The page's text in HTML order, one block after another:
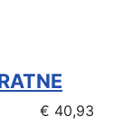
€ 40,93